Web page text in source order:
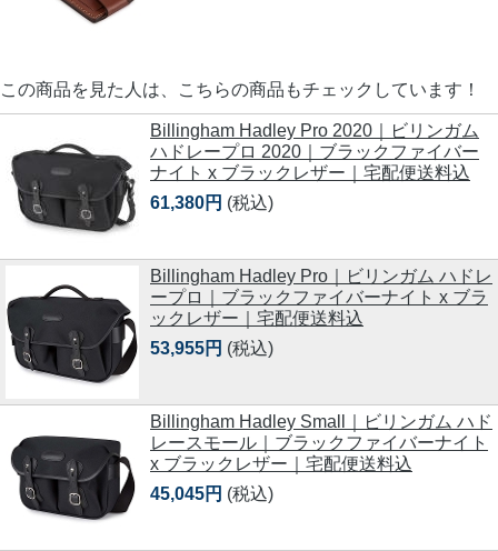
この商品を見た人は、こちらの商品もチェックしています！
Billingham Hadley Pro 2020｜ビリンガム
ハドレープロ 2020｜ブラックファイバー
ナイト x ブラックレザー｜宅配便送料込
61,380円 (税込)
Billingham Hadley Pro｜ビリンガム ハドレ
ープロ｜ブラックファイバーナイト x ブラ
ックレザー｜宅配便送料込
53,955円 (税込)
Billingham Hadley Small｜ビリンガム ハド
レースモール｜ブラックファイバーナイト
x ブラックレザー｜宅配便送料込
45,045円 (税込)